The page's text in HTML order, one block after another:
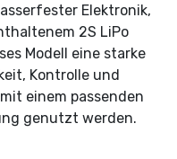
Elektronik,
2S LiPo
Modell eine starke
Kontrolle und
einem passenden
genutzt werden.